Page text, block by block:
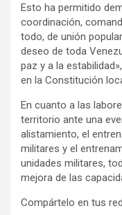
Esto ha permitido
coordinación,
todo, de unión
deseo de toda
paz y a la
en la Constitución
En cuanto a las
territorio ante una
alistamiento, el
militares y el
unidades militares,
mejora de las
Compártelo en tus